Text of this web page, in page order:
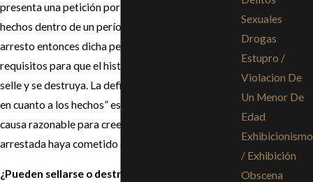
presenta una petición por Inocencia en cuanto a los
hechos dentro de un período de dos años del
arresto entonces dicha persona reunirá los
requisitos para que el historial de su arresto se
selle y se destruya. La definición legal de “inocente
en cuanto a los hechos” es que no existe ninguna
causa razonable para creer que la persona
arrestada haya cometido el delito.
¿Pueden sellarse o destruirse mis condenas de
Sexuales
Drogas
Estupro /
Violacion De
Un Menor De
Edad
Exhibicionismo
/ Exhibición
Obscena